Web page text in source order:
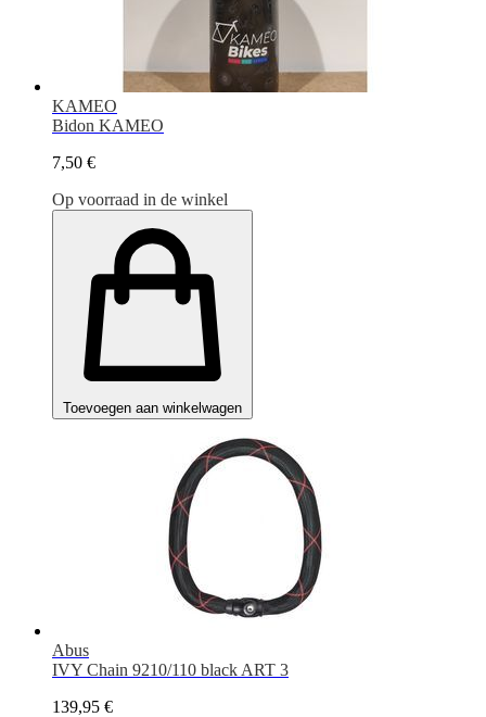
KAMEO
Bidon KAMEO
7,50 €
Op voorraad in de winkel
Toevoegen aan winkelwagen
Abus
IVY Chain 9210/110 black ART 3
139,95 €